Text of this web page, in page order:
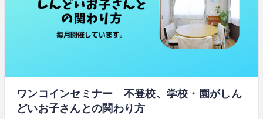
ワンコインセミナー 不登校、学校・園がしん
どいお子さんとの関わり方